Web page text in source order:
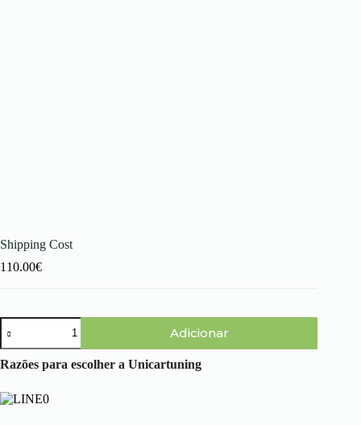
Shipping Cost
110.00€
Quantidade
de
Shipping
Cost
Adicionar
Razões para escolher a Unicartuning